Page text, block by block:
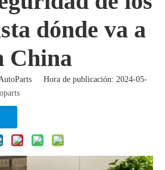
dónde va a
China
Hora de publicación: 2024-05-